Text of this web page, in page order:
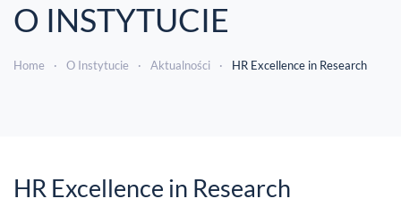
O INSTYTUCIE
Home O Instytucie Aktualności HR Excellence in Research
HR Excellence in Research